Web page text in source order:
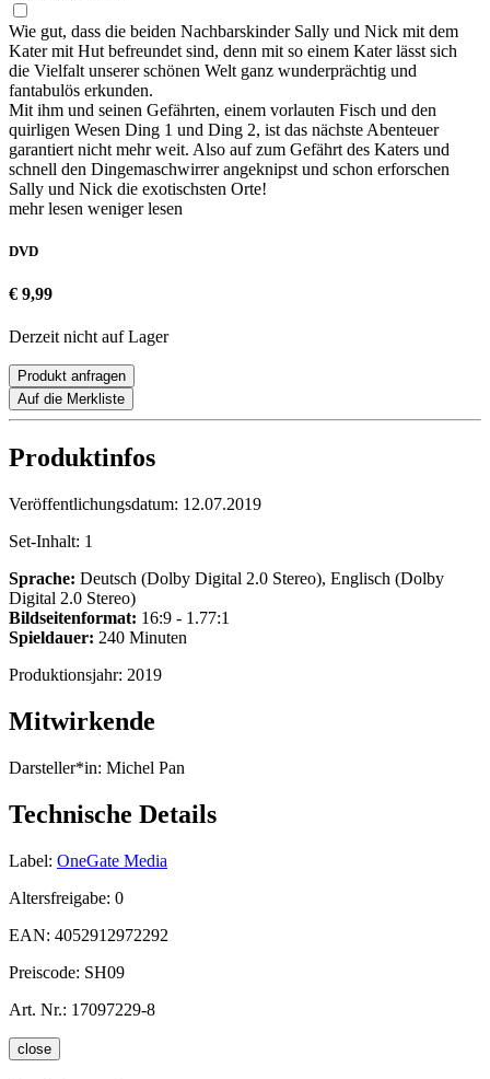
Wie gut, dass die beiden Nachbarskinder Sally und Nick mit dem
Kater mit Hut befreundet sind, denn mit so einem Kater lässt sich
die Vielfalt unserer schönen Welt ganz wunderprächtig und
fantabulös erkunden.
Mit ihm und seinen Gefährten, einem vorlauten Fisch und den
quirligen Wesen Ding 1 und Ding 2, ist das nächste Abenteuer
garantiert nicht mehr weit. Also auf zum Gefährt des Katers und
schnell den Dingemaschwirrer angeknipst und schon erforschen
Sally und Nick die exotischsten Orte!
mehr lesen weniger lesen
DVD
€ 9,99
Derzeit nicht auf Lager
Produkt anfragen
Auf die Merkliste
Produktinfos
Veröffentlichungsdatum: 12.07.2019
Set-Inhalt: 1
Sprache: Deutsch (Dolby Digital 2.0 Stereo), Englisch (Dolby
Digital 2.0 Stereo)
Bildseitenformat: 16:9 - 1.77:1
Spieldauer: 240 Minuten
Produktionsjahr: 2019
Mitwirkende
Darsteller*in: Michel Pan
Technische Details
Label: OneGate Media
Altersfreigabe: 0
EAN: 4052912972292
Preiscode: SH09
Art. Nr.: 17097229-8
close